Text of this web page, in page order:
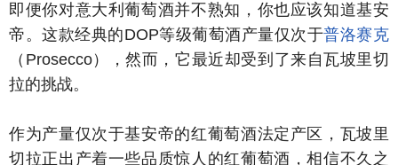
即便你对意大利葡萄酒并不熟知，你也应该知道基安
帝。这款经典的DOP等级葡萄酒产量仅次于普洛赛克
（Prosecco），然而，它最近却受到了来自瓦坡里切
拉的挑战。
作为产量仅次于基安帝的红葡萄酒法定产区，瓦坡里
切拉正出产着一些品质惊人的红葡萄酒，相信不久之